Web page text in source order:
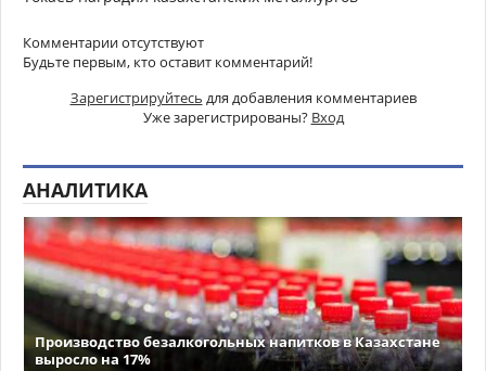
Комментарии отсутствуют
Будьте первым, кто оставит комментарий!
Зарегистрируйтесь для добавления комментариев
Уже зарегистрированы? Вход
АНАЛИТИКА
Производство безалкогольных напитков в Казахстане
выросло на 17%